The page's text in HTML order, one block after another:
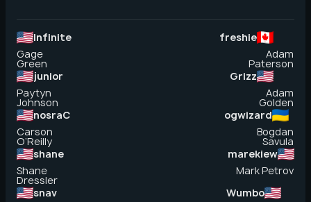
Infinite
Gage
Green
junior
Paytyn
Johnson
nosraC
Carson
O’Reilly
shane
Shane
Dressler
snav
freshie
Adam
Paterson
Grizz
Adam
Golden
ogwizard
Bogdan
Savula
marekiew
Mark Petrov
Wumbo